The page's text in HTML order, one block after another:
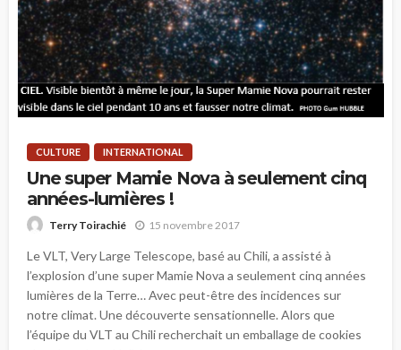
CULTURE INTERNATIONAL
Une super Mamie Nova à seulement cinq
années-lumières !
Terry Toirachié 15 novembre 2017
Le VLT, Very Large Telescope, basé au Chili, a assisté à
l’explosion d’une super Mamie Nova a seulement cinq années
lumières de la Terre… Avec peut-être des incidences sur
notre climat. Une découverte sensationnelle. Alors que
l’équipe du VLT au Chili recherchait un emballage de cookies